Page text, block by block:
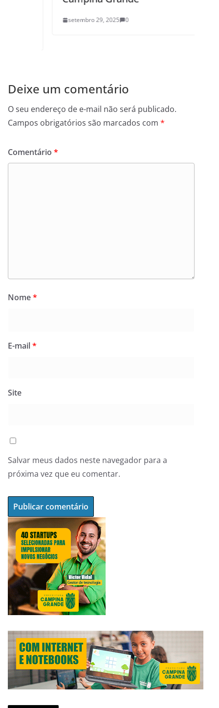
setembro 29, 2025 0
Deixe um comentário
O seu endereço de e-mail não será publicado.
Campos obrigatórios são marcados com *
Comentário *
Nome*
E-mail*
Site
Salvar meus dados neste navegador para a
próxima vez que eu comentar.